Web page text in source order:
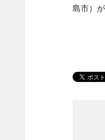
島市）